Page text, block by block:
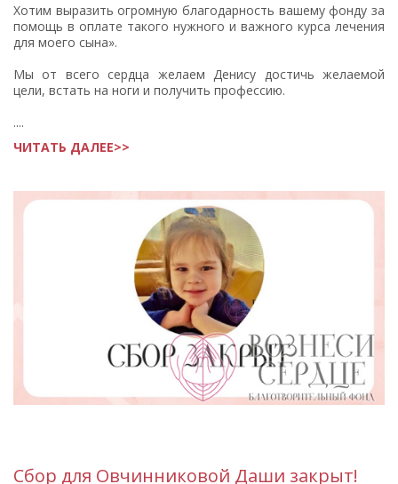
Хотим выразить огромную благодарность вашему фонду за
помощь в оплате такого нужного и важного курса лечения
для моего сына».
Мы от всего сердца желаем Денису достичь желаемой
цели, встать на ноги и получить профессию.
....
ЧИТАТЬ ДАЛЕЕ>>
Сбор для Овчинниковой Даши закрыт!